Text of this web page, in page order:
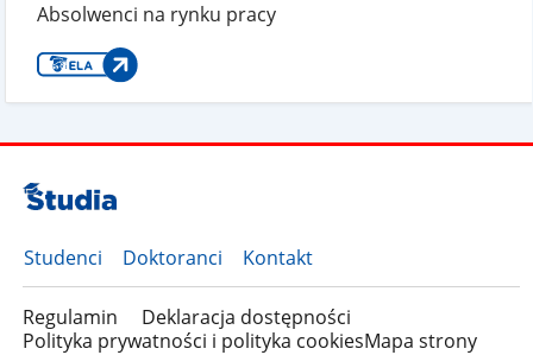
Absolwenci na rynku pracy
Studenci Doktoranci Kontakt
Regulamin
Deklaracja dostępności
Polityka prywatności i polityka cookiesMapa strony